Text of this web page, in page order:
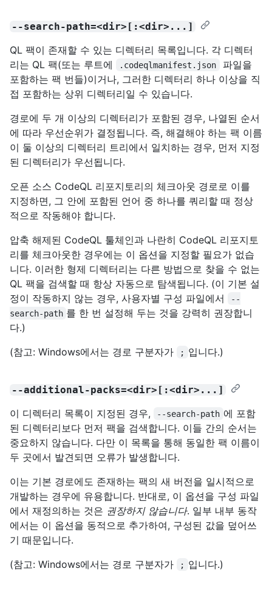
--search-path=<dir>[:<dir>...]
QL 팩이 존재할 수 있는 디렉터리 목록입니다. 각 디렉터
리는 QL 팩(또는 루트에
.codeqlmanifest.json
파일을
포함하는 팩 번들)이거나, 그러한 디렉터리 하나 이상을 직
접 포함하는 상위 디렉터리일 수 있습니다.
경로에 두 개 이상의 디렉터리가 포함된 경우, 나열된 순서
에 따라 우선순위가 결정됩니다. 즉, 해결해야 하는 팩 이름
이 둘 이상의 디렉터리 트리에서 일치하는 경우, 먼저 지정
된 디렉터리가 우선됩니다.
오픈 소스 CodeQL 리포지토리의 체크아웃 경로로 이를
지정하면, 그 안에 포함된 언어 중 하나를 쿼리할 때 정상
적으로 작동해야 합니다.
압축 해제된 CodeQL 툴체인과 나란히 CodeQL 리포지토
리를 체크아웃한 경우에는 이 옵션을 지정할 필요가 없습
니다. 이러한 형제 디렉터리는 다른 방법으로 찾을 수 없는
QL 팩을 검색할 때 항상 자동으로 탐색됩니다. (이 기본 설
정이 작동하지 않는 경우, 사용자별 구성 파일에서
--
search-path 를 한 번 설정해 두는 것을 강력히 권장합니
다.)
(참고: Windows에서는 경로 구분자가
; 입니다.)
--additional-packs=<dir>[:<dir>...]
이 디렉터리 목록이 지정된 경우, --search-path 에 포함
된 디렉터리보다 먼저 팩을 검색합니다. 이들 간의 순서는
중요하지 않습니다. 다만 이 목록을 통해 동일한 팩 이름이
두 곳에서 발견되면 오류가 발생합니다.
이는 기본 경로에도 존재하는 팩의 새 버전을 일시적으로
개발하는 경우에 유용합니다. 반대로, 이 옵션을 구성 파일
에서 재정의하는 것은 권장하지 않습니다. 일부 내부 동작
에서는 이 옵션을 동적으로 추가하여, 구성된 값을 덮어쓰
기 때문입니다.
(참고: Windows에서는 경로 구분자가
; 입니다.)